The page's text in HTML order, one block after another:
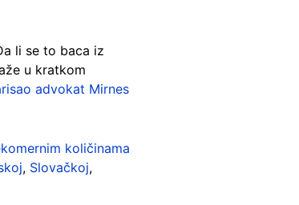
li se to baca iz
u kratkom
advokat Mirnes
količinama
, Slovačkoj,